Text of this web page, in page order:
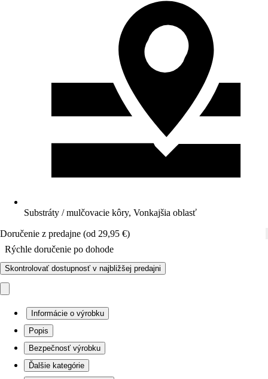
Substráty / mulčovacie kôry, Vonkajšia oblasť
Doručenie z predajne (od 29,95 €)
Rýchle doručenie po dohode
Skontrolovať dostupnosť v najbližšej predajni
Informácie o výrobku
Popis
Bezpečnosť výrobku
Ďalšie kategórie